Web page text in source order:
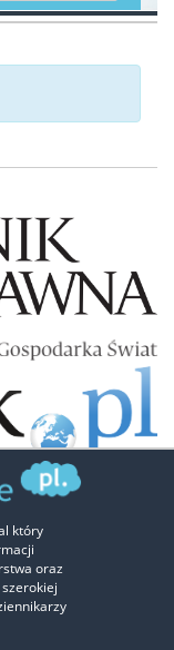
który
oraz